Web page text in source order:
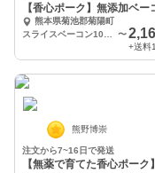
【香心ポーク】無添加ベー
熊本県菊池郡菊陽町
〜
+送料
熊野博崇
注文から7~16日で発送
【無薬で育てた香心ポーク